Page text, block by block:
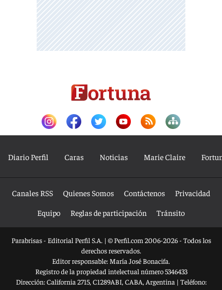
Diario Perfil Caras Noticias Marie Claire
Canales RSS Quienes Somos Contáctenos
Privacidad
Equipo
Reglas de participación Tránsito
Parabrisas - Editorial Perfil S.A. | © Perfil.com 2006-2026 - Todos los
derechos reservados.
Editor responsable: María José Bonacifa.
Registro de la propiedad intelectual número 5346433
Dirección:California 2715, C1289ABI, CABA, Argentina | Teléfono: